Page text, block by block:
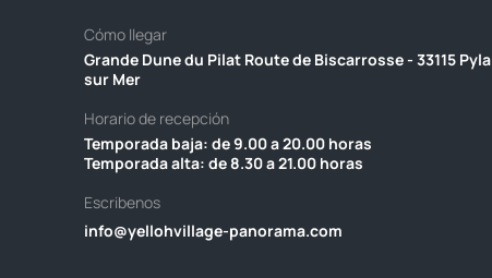
Cómo llegar
Grande Dune du Pilat Route de Biscarrosse - 33115 Pyla
sur Mer
Horario de recepción
Temporada baja: de 9.00 a 20.00 horas ‎ ‎ ‎ ‎ ‎ ‎ ‎ ‎ ‎ ‎ ‎ ‎ ‎ ‎ ‎ ‎ ‎ ‎ ‎ ‎ ‎
Temporada alta: de 8.30 a 21.00 horas
Escribenos
info@yellohvillage-panorama.com